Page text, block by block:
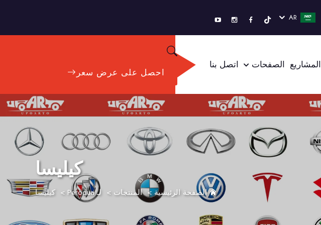
AR
المشاريع الصفحات اتصل بنا
احصل على عرض سعر
كيليسا
الصفحة الرئيسية>المنتجات > لـ Perodua > كيليسا